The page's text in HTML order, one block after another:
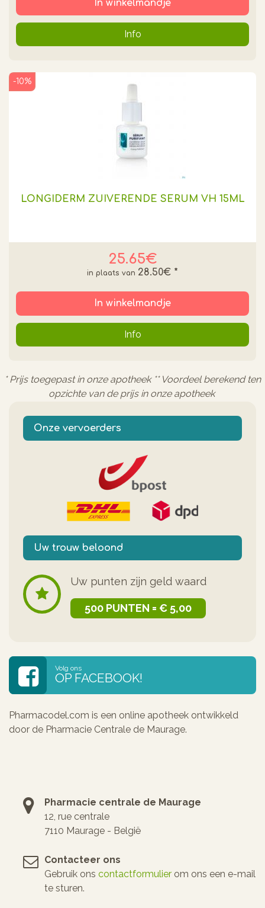
In winkelmandje
Info
LONGIDERM ZUIVERENDE SERUM VH 15ML
25.65€
-10%
28.50€ *
In winkelmandje
Info
* Prijs toegepast in onze apotheek ** Voordeel berekend ten
opzichte van de prijs in onze apotheek
Onze vervoerders
Uw trouw beloond
Uw punten zijn geld waard
500 PUNTEN = € 5,00
Volg ons
OP FACEBOOK!
Pharmacodel.com is een online apotheek ontwikkeld
door de Pharmacie Centrale de Maurage.
Pharmacie centrale de Maurage
12, rue centrale
7110 Maurage - België
Contacteer ons
Gebruik ons contactformulier om ons een e-mail
te sturen.